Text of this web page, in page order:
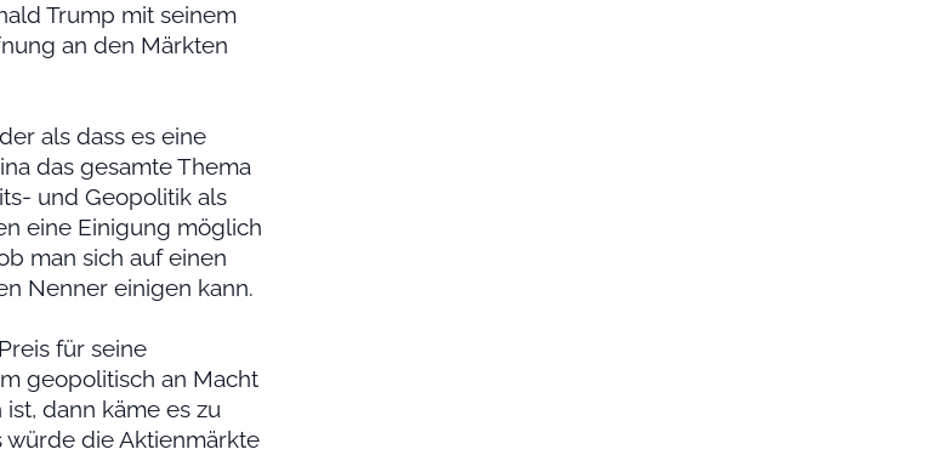
Trump mit seinem
an den Märkten
als dass es eine
das gesamte Thema
und Geopolitik als
eine Einigung möglich
man sich auf einen
Nenner einigen kann.
für seine
geopolitisch an Macht
dann käme es zu
würde die Aktienmärkte